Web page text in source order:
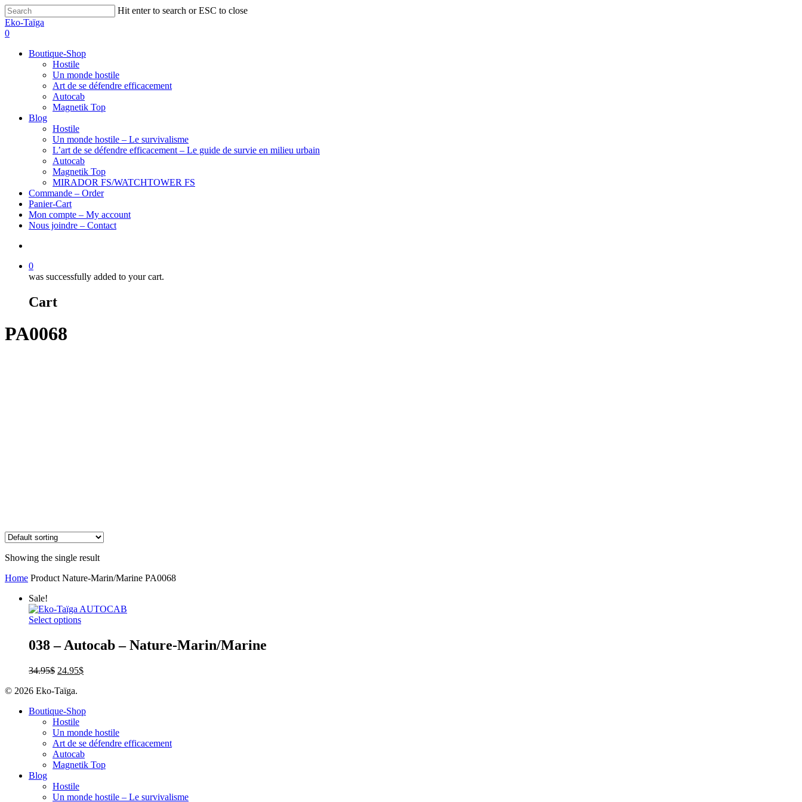
Hit enter to search or ESC to close
Eko-Taïga
0
Boutique-Shop
Hostile
Un monde hostile
Art de se défendre efficacement
Autocab
Magnetik Top
Blog
Hostile
Un monde hostile – Le survivalisme
L’art de se défendre efficacement – Le guide de survie en milieu urbain
Autocab
Magnetik Top
MIRADOR FS/WATCHTOWER FS
Commande – Order
Panier-Cart
Mon compte – My account
Nous joindre – Contact
0
was successfully added to your cart.
Cart
PA0068
Showing the single result
Home Product Nature-Marin/Marine PA0068
Sale!
Select options
038 – Autocab – Nature-Marin/Marine
34.95$ 24.95$
© 2026 Eko-Taïga.
Boutique-Shop
Hostile
Un monde hostile
Art de se défendre efficacement
Autocab
Magnetik Top
Blog
Hostile
Un monde hostile – Le survivalisme